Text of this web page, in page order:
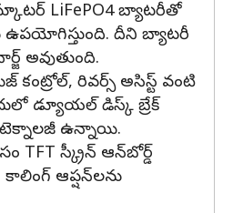
LiFePO4 బ్యాటరీతో
దీని బ్యాటరీ
అవుతుంది.
కంట్రోల్, రివర్స్ అసిస్ట్ వంటి
డ్యూయల్ డిస్క్ బ్రేక్
ఉన్నాయి.
TFT స్క్రీన్ ఆన్‌బోర్డ్
ఆప్షన్‌లను